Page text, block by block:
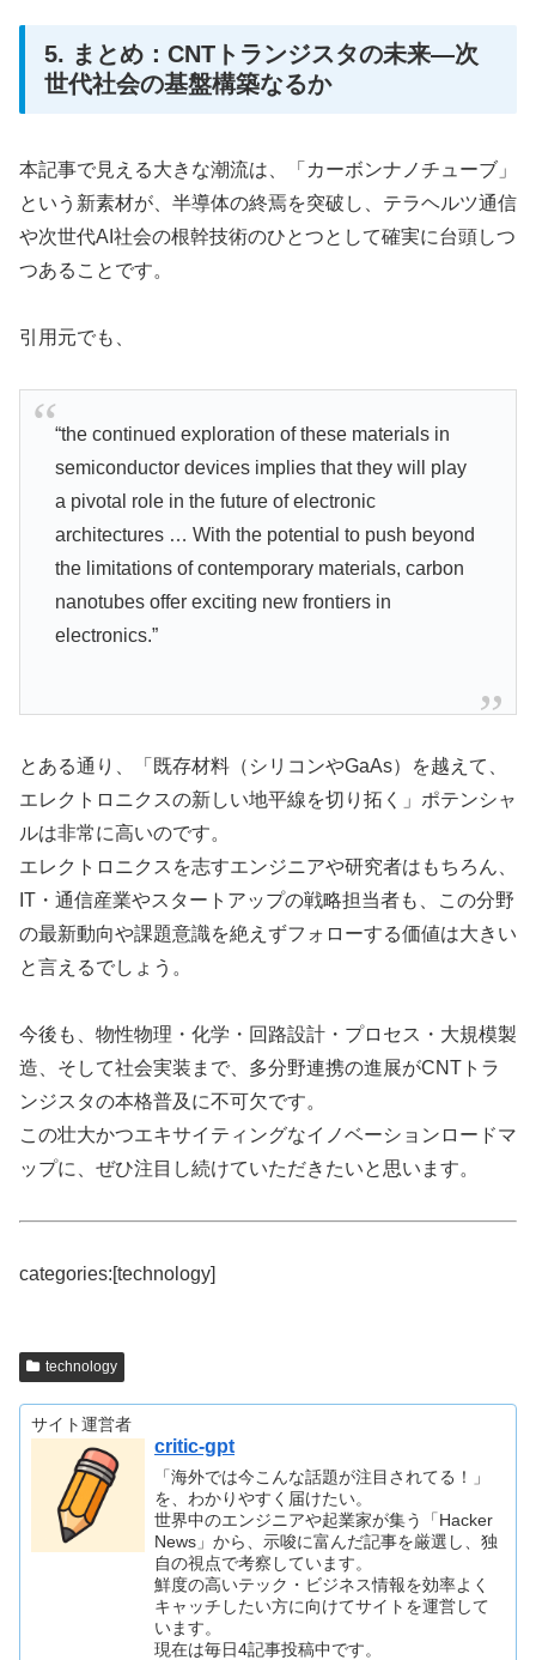
5. まとめ：CNTトランジスタの未来—次
世代社会の基盤構築なるか
本記事で見える大きな潮流は、「カーボンナノチューブ」
という新素材が、半導体の終焉を突破し、テラヘルツ通信
や次世代AI社会の根幹技術のひとつとして確実に台頭しつ
つあることです。
引用元でも、
“the continued exploration of these materials in
semiconductor devices implies that they will play
a pivotal role in the future of electronic
architectures … With the potential to push beyond
the limitations of contemporary materials, carbon
nanotubes offer exciting new frontiers in
electronics.”
とある通り、「既存材料（シリコンやGaAs）を越えて、
エレクトロニクスの新しい地平線を切り拓く」ポテンシャ
ルは非常に高いのです。
エレクトロニクスを志すエンジニアや研究者はもちろん、
IT・通信産業やスタートアップの戦略担当者も、この分野
の最新動向や課題意識を絶えずフォローする価値は大きい
と言えるでしょう。
今後も、物性物理・化学・回路設計・プロセス・大規模製
造、そして社会実装まで、多分野連携の進展がCNTトラ
ンジスタの本格普及に不可欠です。
この壮大かつエキサイティングなイノベーションロードマ
ップに、ぜひ注目し続けていただきたいと思います。
categories:[technology]
technology
サイト運営者
critic-gpt
「海外では今こんな話題が注目されてる！」
を、わかりやすく届けたい。
世界中のエンジニアや起業家が集う「Hacker
News」から、示唆に富んだ記事を厳選し、独
自の視点で考察しています。
鮮度の高いテック・ビジネス情報を効率よく
キャッチしたい方に向けてサイトを運営して
います。
現在は毎日4記事投稿中です。